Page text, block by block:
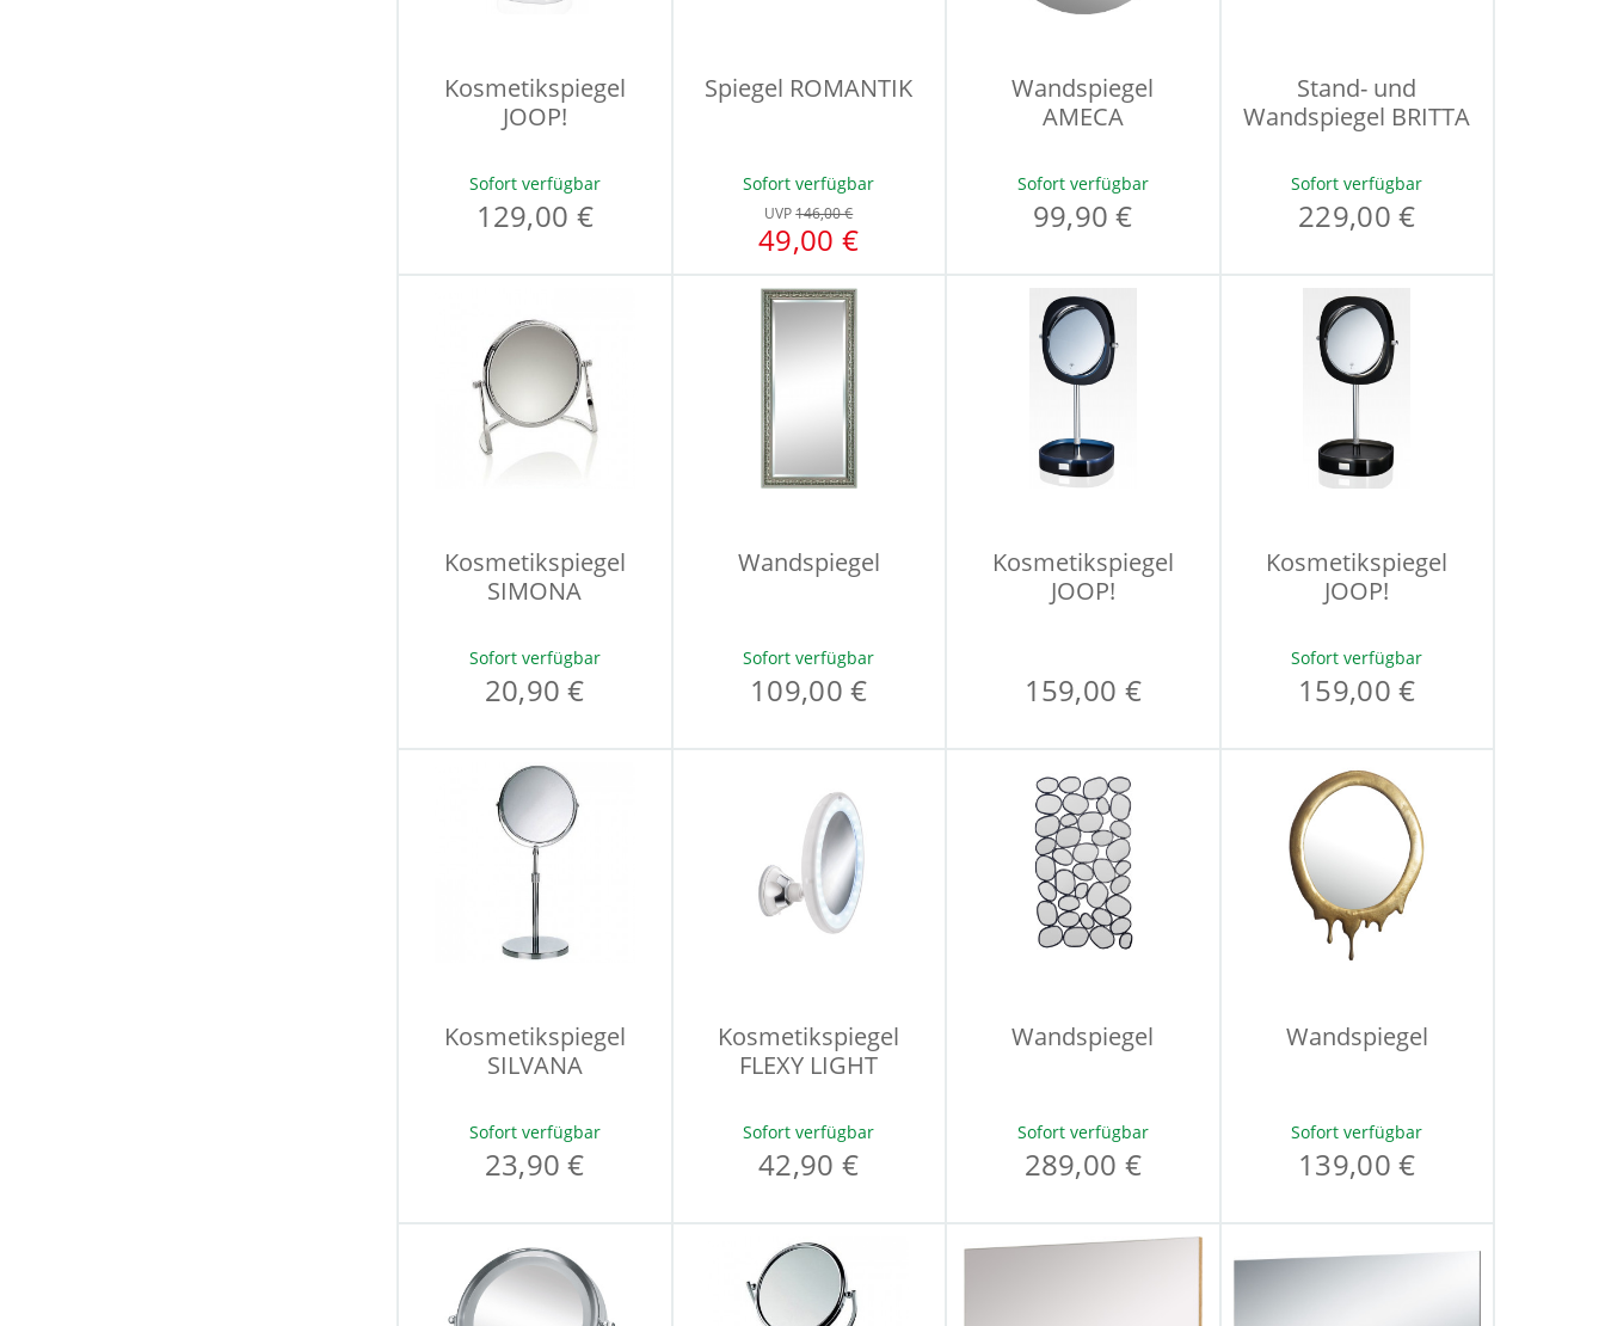
Kosmetikspiegel
JOOP!
Sofort verfügbar
129,00 €
Spiegel ROMANTIK
Sofort verfügbar
UVP146,00 €
49,00 €
Wandspiegel
AMECA
Sofort verfügbar
99,90 €
Stand- und
Wandspiegel BRITTA
Sofort verfügbar
229,00 €
Kosmetikspiegel
SIMONA
Sofort verfügbar
20,90 €
Wandspiegel
Sofort verfügbar
109,00 €
Kosmetikspiegel
JOOP!
159,00 €
Kosmetikspiegel
JOOP!
Sofort verfügbar
159,00 €
Kosmetikspiegel
SILVANA
Sofort verfügbar
23,90 €
Kosmetikspiegel
FLEXY LIGHT
Sofort verfügbar
42,90 €
Wandspiegel
Sofort verfügbar
289,00 €
Wandspiegel
Sofort verfügbar
139,00 €